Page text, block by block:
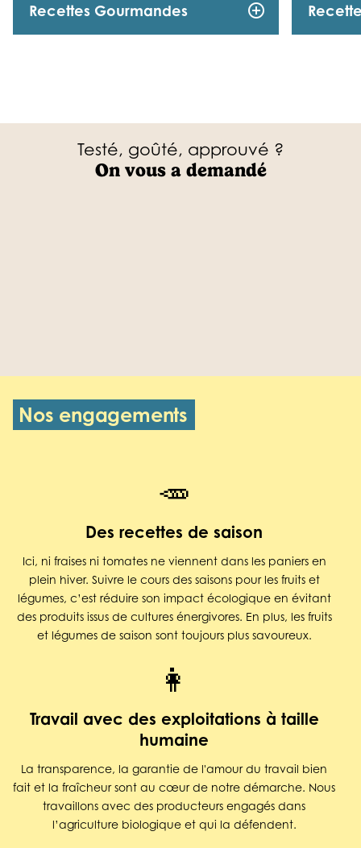
Recettes Gourmandes add_circle_outline
Testé, goûté, approuvé ?
On vous a demandé
Nos engagements
🥕
Des recettes de saison
Ici, ni fraises ni tomates ne viennent dans les paniers en
plein hiver. Suivre le cours des saisons pour les fruits et
légumes, c’est réduire son impact écologique en évitant
des produits issus de cultures énergivores. En plus, les fruits
et légumes de saison sont toujours plus savoureux.
👩
Travail avec des exploitations à taille
humaine
La transparence, la garantie de l'amour du travail bien
fait et la fraîcheur sont au cœur de notre démarche. Nous
travaillons avec des producteurs engagés dans
l’agriculture biologique et qui la défendent.